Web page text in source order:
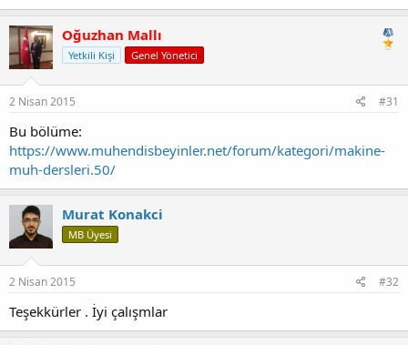
Oğuzhan Mallı
Yetkili Kişi Genel Yönetici
2 Nisan 2015 #31
Bu bölüme:
https://www.muhendisbeyinler.net/forum/kategori/makine-
muh-dersleri.50/
Murat Konakci
MB Üyesi
2 Nisan 2015 #32
Teşekkürler . İyi çalışmlar